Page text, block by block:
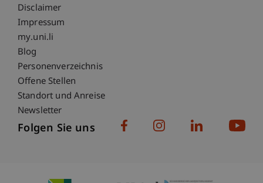
Disclaimer
Impressum
Fußzeile Subdomain-Verzeichnis
my.uni.li
Blog
Personenverzeichnis
Offene Stellen
Standort und Anreise
Newsletter
Folgen Sie uns